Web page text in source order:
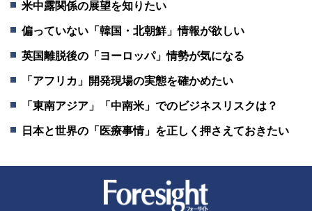
米中露関係の展望を知りたい
偏っていない「韓国・北朝鮮」情報が欲しい
英国離脱後の「ヨーロッパ」情勢が気になる
「アフリカ」開発現場の実態を確かめたい
「東南アジア」「中南米」でのビジネスリスクは？
日本と世界の「医療事情」を正しく押さえておきたい